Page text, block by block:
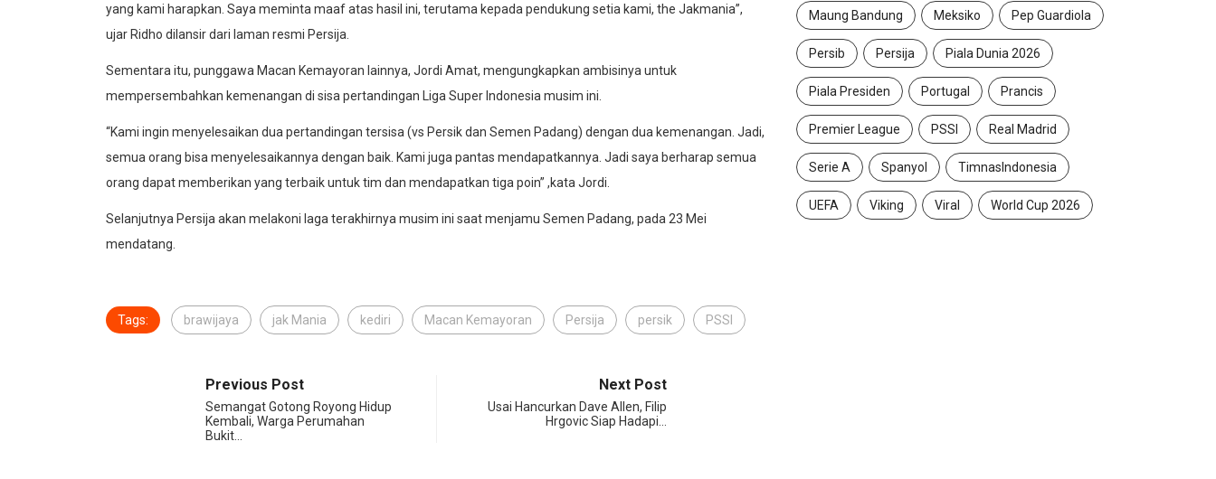
yang kami harapkan. Saya meminta maaf atas hasil ini, terutama kepada pendukung setia kami, the Jakmania”,
ujar Ridho dilansir dari laman resmi Persija.
Sementara itu, punggawa Macan Kemayoran lainnya, Jordi Amat, mengungkapkan ambisinya untuk
mempersembahkan kemenangan di sisa pertandingan Liga Super Indonesia musim ini.
“Kami ingin menyelesaikan dua pertandingan tersisa (vs Persik dan Semen Padang) dengan dua kemenangan. Jadi,
semua orang bisa menyelesaikannya dengan baik. Kami juga pantas mendapatkannya. Jadi saya berharap semua
orang dapat memberikan yang terbaik untuk tim dan mendapatkan tiga poin” ,kata Jordi.
Selanjutnya Persija akan melakoni laga terakhirnya musim ini saat menjamu Semen Padang, pada 23 Mei
mendatang.
Tags: brawijaya jak Mania kediri Macan Kemayoran Persija persik PSSI
Previous Post
Semangat Gotong Royong Hidup
Kembali, Warga Perumahan
Bukit…
Next Post
Usai Hancurkan Dave Allen, Filip
Hrgovic Siap Hadapi…
Maung Bandung Meksiko Pep Guardiola
Persib Persija Piala Dunia 2026
Piala Presiden Portugal Prancis
Premier League PSSI Real Madrid
Serie A Spanyol TimnasIndonesia
UEFA Viking Viral World Cup 2026